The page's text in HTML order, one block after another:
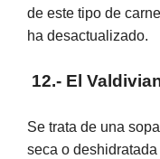
de este tipo de
ha desactualizado.
12.- El
Se trata de una
seca o